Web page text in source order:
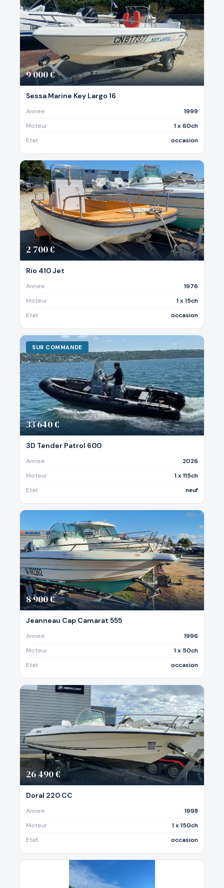
9 000 €
Sessa Marine Key Largo 16
Annee
1999
Moteur
1 x 60ch
Etat
occasion
2 700 €
Rio 410 Jet
Annee
1976
Moteur
1 x 15ch
Etat
occasion
SUR COMMANDE
33 640 €
3D Tender Patrol 600
Annee
2026
Moteur
1 x 115ch
Etat
neuf
8 900 €
Jeanneau Cap Camarat 555
Annee
1996
Moteur
1 x 50ch
Etat
occasion
26 490 €
Doral 220 CC
Annee
1998
Moteur
1 x 150ch
Etat
occasion